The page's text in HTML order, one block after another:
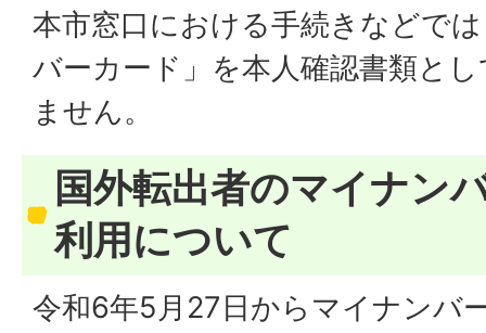
本市窓口における手続きなどで
バーカード」を本人確認書類と
ません。
国外転出者のマイナン
利用について
令和6年5月27日からマイナンバ